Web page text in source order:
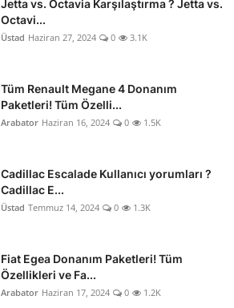
Jetta vs. Octavia Karşılaştırma ? Jetta vs.
Octavi...
Üstad Haziran 27, 2024 0 3.1K
Tüm Renault Megane 4 Donanım
Paketleri! Tüm Özelli...
Arabator Haziran 16, 2024 0 1.5K
Cadillac Escalade Kullanıcı yorumları ?
Cadillac E...
Üstad Temmuz 14, 2024 0 1.3K
Fiat Egea Donanım Paketleri! Tüm
Özellikleri ve Fa...
Arabator Haziran 17, 2024 0 1.2K